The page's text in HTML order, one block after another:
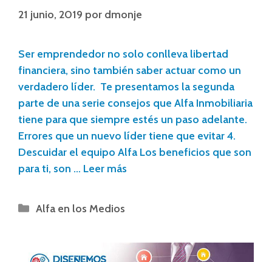
21 junio, 2019 por dmonje
Ser emprendedor no solo conlleva libertad
financiera, sino también saber actuar como un
verdadero líder. Te presentamos la segunda
parte de una serie consejos que Alfa Inmobiliaria
tiene para que siempre estés un paso adelante.
Errores que un nuevo líder tiene que evitar 4.
Descuidar el equipo Alfa Los beneficios que son
para ti, son … Leer más
Alfa en los Medios